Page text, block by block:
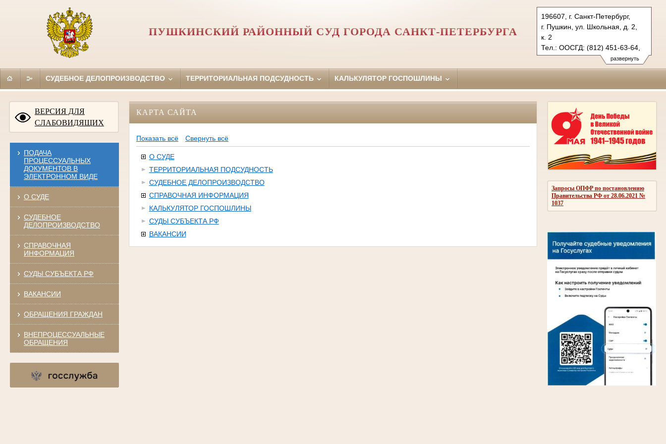
развернуть
196607, г. Санкт-Петербург,
г. Пушкин, ул. Школьная, д. 2,
к. 2
Тел.: ООСГД: (812) 451-63-64,
ООСУД: 451-75-07, 414-56-
66 (ф.)
ПУШКИНСКИЙ РАЙОННЫЙ СУД ГОРОДА САНКТ-ПЕТЕРБУРГА
СУДЕБНОЕ ДЕЛОПРОИЗВОДСТВО ТЕРРИТОРИАЛЬНАЯ ПОДСУДНОСТЬ КАЛЬКУЛЯТОР ГОСПОШЛИНЫ
ВЕРСИЯ ДЛЯ
СЛАБОВИДЯЩИХ
ПОДАЧА
ПРОЦЕССУАЛЬНЫХ
ДОКУМЕНТОВ В
ЭЛЕКТРОННОМ ВИДЕ
О СУДЕ
СУДЕБНОЕ
ДЕЛОПРОИЗВОДСТВО
СПРАВОЧНАЯ
ИНФОРМАЦИЯ
СУДЫ СУБЪЕКТА РФ
ВАКАНСИИ
ОБРАЩЕНИЯ ГРАЖДАН
ВНЕПРОЦЕССУАЛЬНЫЕ
ОБРАЩЕНИЯ
Запросы ОПФР по постановлению
Правительства РФ от 28.06.2021 №
1037
КАРТА САЙТА
Показать всё Свернуть всё
О СУДЕ
ТЕРРИТОРИАЛЬНАЯ ПОДСУДНОСТЬ
СУДЕБНОЕ ДЕЛОПРОИЗВОДСТВО
СПРАВОЧНАЯ ИНФОРМАЦИЯ
КАЛЬКУЛЯТОР ГОСПОШЛИНЫ
СУДЫ СУБЪЕКТА РФ
ВАКАНСИИ